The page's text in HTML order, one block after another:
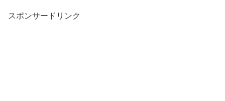
スポンサードリンク